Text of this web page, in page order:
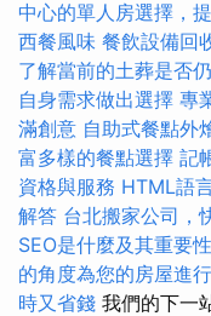
中心的單人房選擇，
西餐風味 餐飲設備回
了解當前的土葬是否
自身需求做出選擇 專
滿創意 自助式餐點外
富多樣的餐點選擇 記
資格與服務 HTML語
解答 台北搬家公司，
SEO是什麼及其重要性
的角度為您的房屋進
時又省錢 我們的下一